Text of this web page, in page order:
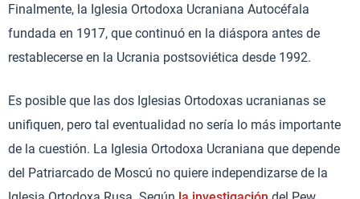
Finalmente, la Iglesia Ortodoxa Ucraniana Autocéfala
fundada en 1917, que continuó en la diáspora antes de
restablecerse en la Ucrania postsoviética desde 1992.
Es posible que las dos Iglesias Ortodoxas ucranianas se
unifiquen, pero tal eventualidad no sería lo más importante
de la cuestión. La Iglesia Ortodoxa Ucraniana que depende
del Patriarcado de Moscú no quiere independizarse de la